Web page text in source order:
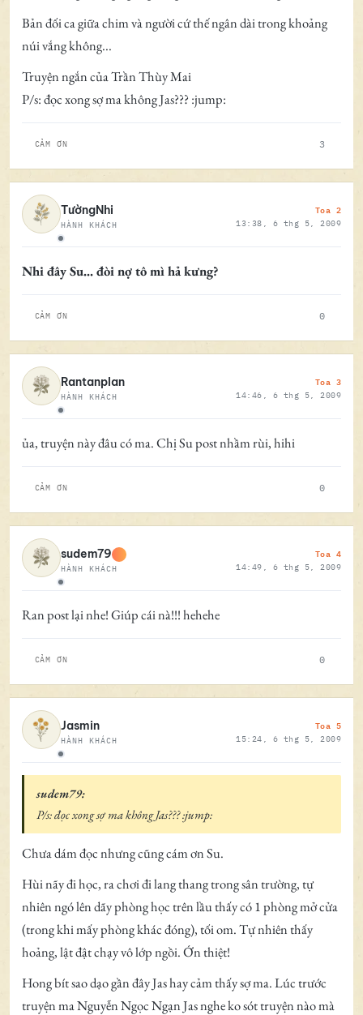
Bản đối ca giữa chim và người cứ thế ngân dài trong khoảng
núi vắng không...
Truyện ngắn của Trần Thùy Mai
P/s: đọc xong sợ ma không Jas??? :jump:
CẢM ƠN 3
Ngoại tuyến
TườngNhi
HÀNH KHÁCH
Toa 2
13:38, 6 thg 5, 2009
Nhi đây Su... đòi nợ tô mì hả kưng?
CẢM ƠN 0
Ngoại tuyến
Rantanplan
HÀNH KHÁCH
Toa 3
14:46, 6 thg 5, 2009
ủa, truyện này đâu có ma. Chị Su post nhầm rùi, hihi
CẢM ƠN 0
Ngoại tuyến
sudem79
HÀNH KHÁCH
Toa 4
14:49, 6 thg 5, 2009
Ran post lại nhe! Giúp cái nà!!! hehehe
CẢM ƠN 0
Ngoại tuyến
Jasmin
HÀNH KHÁCH
Toa 5
15:24, 6 thg 5, 2009
sudem79:
P/s: đọc xong sợ ma không Jas??? :jump:
Chưa dám đọc nhưng cũng cám ơn Su.
Hùi nãy đi học, ra chơi đi lang thang trong sân trường, tự
nhiên ngó lên dãy phòng học trên lầu thấy có 1 phòng mở cửa
(trong khi mấy phòng khác đóng), tối om. Tự nhiên thấy
hoảng, lật đật chạy vô lớp ngồi. Ớn thiệt!
Hong bít sao dạo gần đây Jas hay cảm thấy sợ ma. Lúc trước
truyện ma Nguyễn Ngọc Ngạn Jas nghe ko sót truyện nào mà